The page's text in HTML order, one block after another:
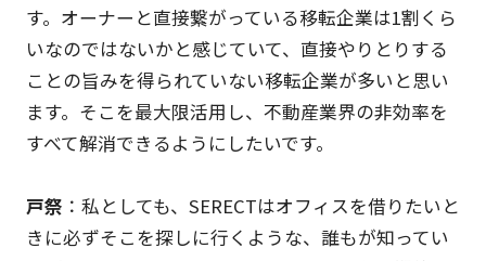
す。オーナーと直接繋がっている移転企業は1割くら
いなのではないかと感じていて、直接やりとりする
ことの旨みを得られていない移転企業が多いと思い
ます。そこを最大限活用し、不動産業界の非効率を
すべて解消できるようにしたいです。
戸祭 ：私としても、SERECTはオフィスを借りたいと
きに必ずそこを探しに行くような、誰もが知ってい